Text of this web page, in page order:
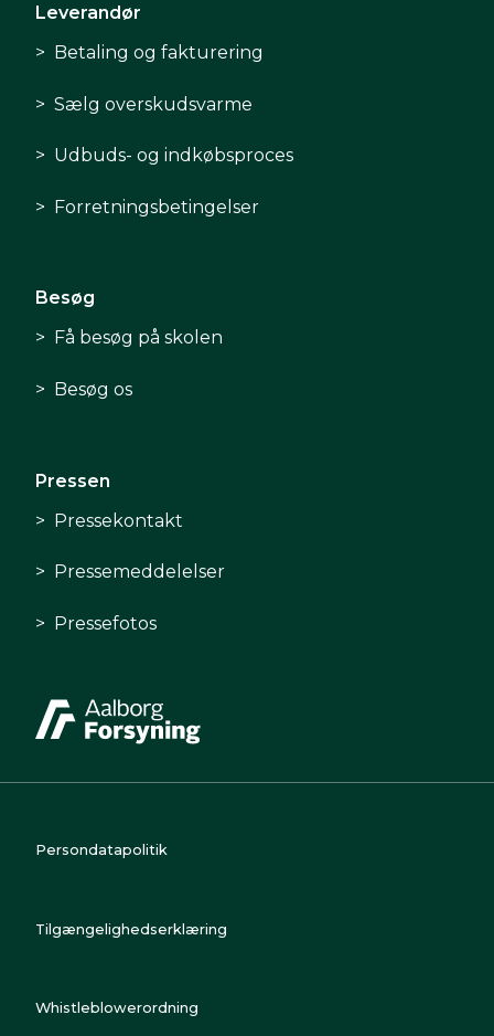
Leverandør
Betaling og fakturering
Sælg overskudsvarme
Udbuds- og indkøbsproces
Forretningsbetingelser
Besøg
Få besøg på skolen
Besøg os
Pressen
Pressekontakt
Pressemeddelelser
Pressefotos
Persondatapolitik
Tilgængelighedserklæring
Whistleblowerordning